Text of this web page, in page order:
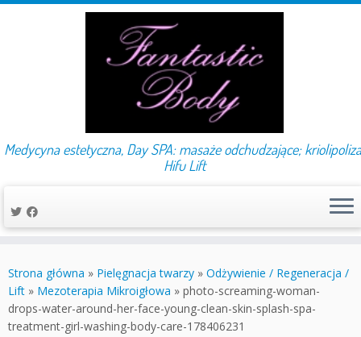
do
treści
Medycyna estetyczna, Day SPA: masaże odchudzające;
Hifu Lift
Strona główna » Pielęgnacja twarzy » Odżywienie / Regeneracja /
Lift » Mezoterapia Mikroigłowa » photo-screaming-woman-
drops-water-around-her-face-young-clean-skin-splash-spa-
treatment-girl-washing-body-care-178406231